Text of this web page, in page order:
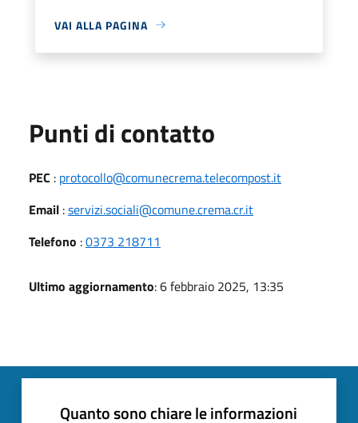
VAI ALLA PAGINA
Punti di contatto
PEC : protocollo@comunecrema.telecompost.it
Email :servizi.sociali@comune.crema.cr.it
Telefono :0373 218711
Ultimo aggiornamento: 6 febbraio 2025, 13:35
Quanto sono chiare le informazioni